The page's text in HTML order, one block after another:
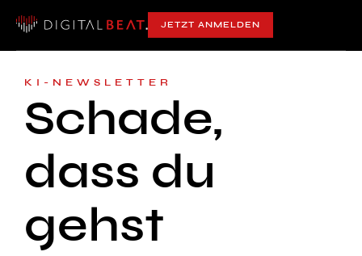
JETZT ANMELDEN
KI-NEWSLETTER
Schade,
dass du
gehst